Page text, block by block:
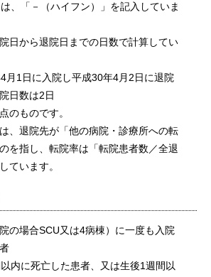
、「－（ハイフン）」を記入していま
日から退院日までの日数で計算してい
月1日に入院し平成30年4月2日に退院
日数は2日
のものです。
、退院先が「他の病院・診療所への転
を指し、転院率は「転院患者数／全退
ています。
の場合SCU又は4病棟）に一度も入院
内に死亡した患者、又は生後1週間以